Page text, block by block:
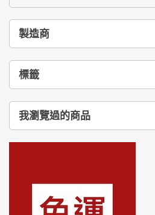
製造商
標籤
我瀏覽過的商品